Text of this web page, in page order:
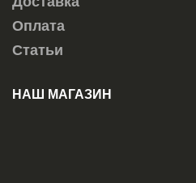
Оплата
Статьи
НАШ МАГАЗИН